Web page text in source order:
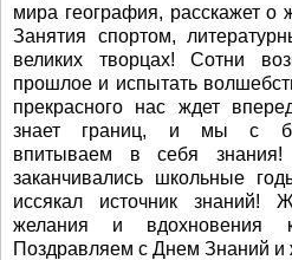
мира география, расскажет о
Занятия спортом,
великих творцах! Сотни
прошлое и испытать
прекрасного нас ждет
знает границ, и мы с
впитываем в себя
заканчивались школьные
иссякал источник знаний!
желания и вдохновения
Поздравляем с Днем Знаний и